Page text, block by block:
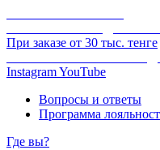
При заказе от 30 тыс. тенге
InstagramYouTube
Вопросы и ответы
Программа
Где вы?